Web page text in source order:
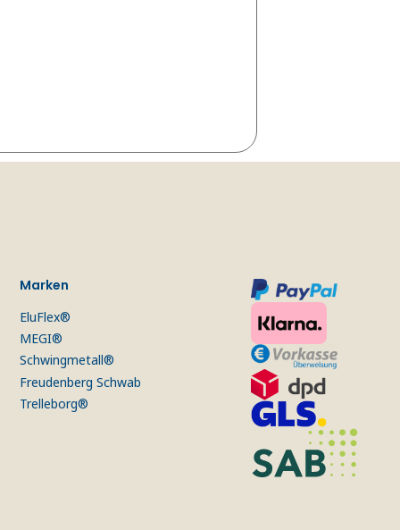
Marken
EluFlex®
MEGI®
Schwingmetall®
Freudenberg Schwab
Trelleborg®